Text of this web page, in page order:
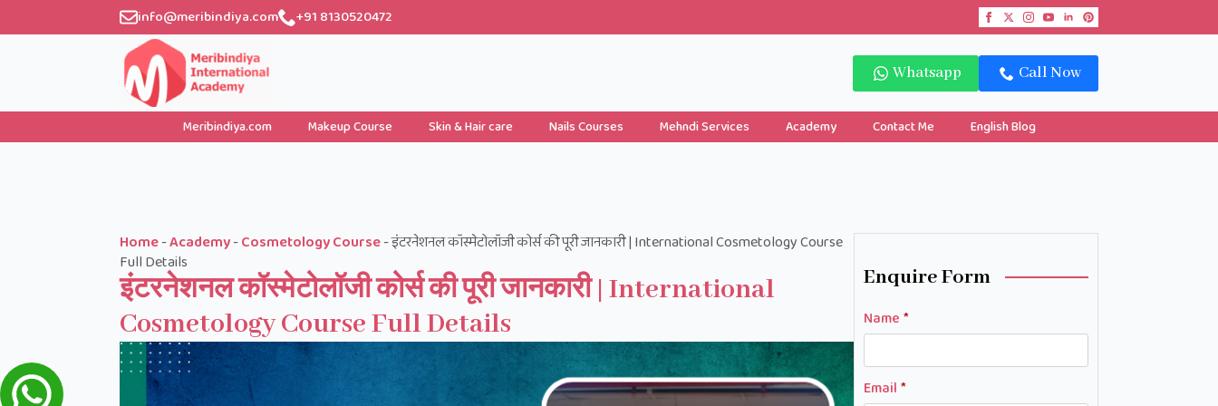
info@meribindiya.com +91 8130520472
Whatsapp Call Now
Meribindiya.com Makeup Course Skin & Hair care Nails Courses Mehndi Services Academy Contact Me English Blog
Home-Academy-Cosmetology Course-इंटरनेशनल कॉस्मेटोलॉजी कोर्स की पूरी जानकारी | International Cosmetology Course
Full Details
इंटरनेशनल कॉस्मेटोलॉजी कोर्स की पूरी जानकारी | International
Cosmetology Course Full Details
Enquire Form
Name *
Email *